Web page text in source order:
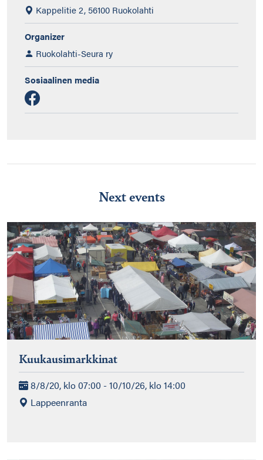
Kappelitie 2, 56100 Ruokolahti
Organizer
Ruokolahti-Seura ry
Sosiaalinen media
Next events
Kuukausimarkkinat
8/8/20, klo 07:00 - 10/10/26, klo 14:00
Lappeenranta